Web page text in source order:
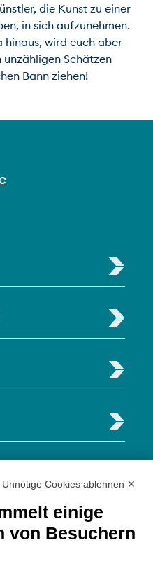
die Kunst zu einer
in sich aufzunehmen.
hinaus, wird euch aber
Schätzen
Bann ziehen!
70 37062
(VR) Italy
Unnötige Cookies ablehnen ✕
einige
von Besuchern